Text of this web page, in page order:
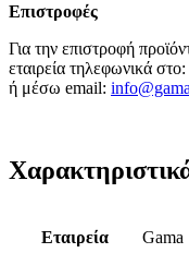
Επιστροφές
Για την επιστροφή
εταιρεία τηλεφωνικά
ή μέσω email:
Εταιρεία Gama